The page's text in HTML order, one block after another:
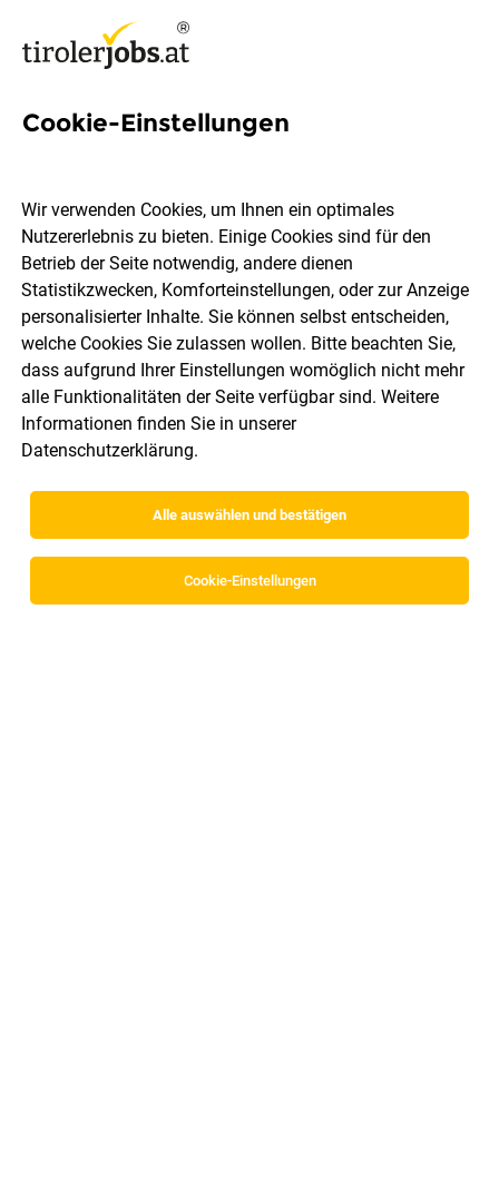
Radiologietechnologe oder
tirol kliniken
Innsbruck Teilzeit 30.07.2026
Cookie-Einstellungen
Wir verwenden Cookies, um Ihnen ein optimales
Nutzererlebnis zu bieten. Einige Cookies sind für den
Betrieb der Seite notwendig, andere dienen
Statistikzwecken, Komforteinstellungen, oder zur Anzeige
personalisierter Inhalte. Sie können selbst entscheiden,
welche Cookies Sie zulassen wollen. Bitte beachten Sie,
dass aufgrund Ihrer Einstellungen womöglich nicht mehr
alle Funktionalitäten der Seite verfügbar sind. Weitere
Informationen finden Sie in unserer
Datenschutzerklärung.
Alle auswählen und bestätigen
Cookie-Einstellungen